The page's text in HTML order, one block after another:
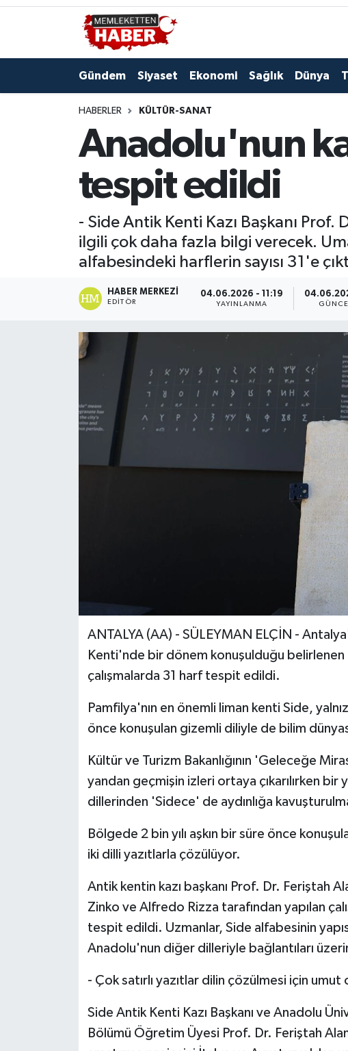
Gündem Siyaset Ekonomi Sağlık Dünya
HABERLER KÜLTÜR-SANAT
Anadolu'nun
tespit edildi
- Side Antik Kenti Kazı Başkanı
ilgili çok daha fazla bilgi verecek.
alfabesindeki harflerin sayısı 31'e
HABER MERKEZI
EDITÖR
04.06.2026 - 11:19
YAYINLANMA
ANTALYA (AA) - SÜLEYMAN ELÇİN -
Kenti'nde bir dönem konuşulduğu
çalışmalarda 31 harf tespit edildi.
Pamfilya'nın en önemli liman kenti Side,
önce konuşulan gizemli diliyle de bilim
Kültür ve Turizm Bakanlığının 'Geleceğe
yandan geçmişin izleri ortaya çıkarılırken bir
dillerinden 'Sidece' de aydınlığa
Bölgede 2 bin yılı aşkın bir süre önce
iki dilli yazıtlarla çözülüyor.
Antik kentin kazı başkanı Prof. Dr. Feriştah
Zinko ve Alfredo Rizza tarafından yapılan
tespit edildi. Uzmanlar, Side alfabesinin
Anadolu'nun diğer dilleriyle bağlantıları
- Çok satırlı yazıtlar dilin çözülmesi için umut
Side Antik Kenti Kazı Başkanı ve Anadolu
Bölümü Öğretim Üyesi Prof. Dr. Feriştah